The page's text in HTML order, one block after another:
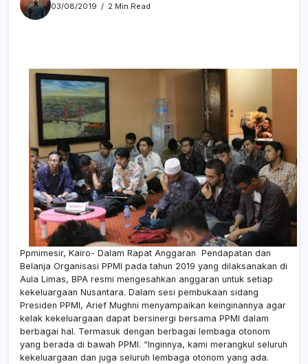
03/08/2019
2 Min Read
Ppmimesir, Kairo- Dalam Rapat Anggaran Pendapatan dan
Belanja Organisasi PPMI pada tahun 2019 yang dilaksanakan di
Aula Limas, BPA resmi mengesahkan anggaran untuk setiap
kekeluargaan Nusantara. Dalam sesi pembukaan sidang
Presiden PPMI, Arief Mughni menyampaikan keinginannya agar
kelak kekeluargaan dapat bersinergi bersama PPMI dalam
berbagai hal. Termasuk dengan berbagai lembaga otonom
yang berada di bawah PPMI. “Inginnya, kami merangkul seluruh
kekeluargaan dan juga seluruh lembaga otonom yang ada.